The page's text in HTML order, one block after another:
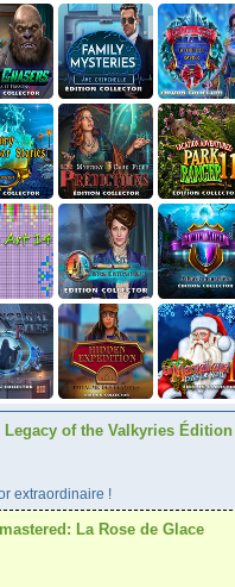
Legacy of the Valkyries Édition
extraordinaire !
La Rose de Glace